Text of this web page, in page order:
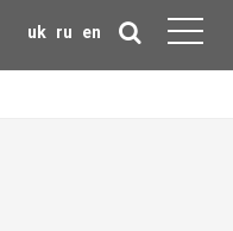
uk ru en